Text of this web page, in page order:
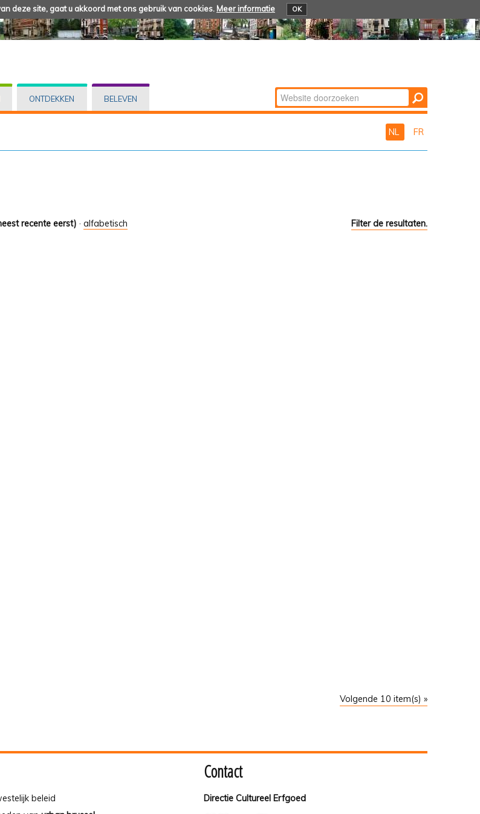
deze site, gaat u akkoord met ons gebruik van cookies. Meer informatie OK
ONTDEKKEN BELEVEN Zoek
Geavanceerd
NL FR
Filter de resultaten.
recente eerst) · alfabetisch
Volgende 10 item(s) »
beleid
Contact
Directie Cultureel Erfgoed